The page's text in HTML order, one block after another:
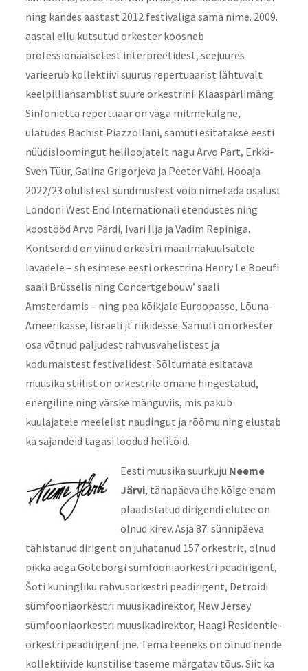
ning kandes aastast 2012 festivaliga sama nime. 2009.
aastal ellu kutsutud orkester koosneb
professionaalsetest interpreetidest, seejuures
varieerub kollektiivi suurus repertuaarist lähtuvalt
keelpilliansamblist suure orkestrini. Klaaspärlimäng
Sinfonietta repertuaar on väga mitmekülgne,
ulatudes Bachist Piazzollani, samuti esitatakse eesti
nüüdisloomingut heliloojatelt nagu Arvo Pärt, Erkki-
Sven Tüür, Galina Grigorjeva ja Peeter Vähi. Hooaja
2022/23 olulistest sündmustest võib nimetada osalust
Londoni West End Internationali etendustes ning
koostööd Arvo Pärdi, Ivari Ilja ja Vadim Repiniga.
Kontserdid on viinud orkestri maailmakuulsatele
lavadele – sh esimese eesti orkestrina Henry Le Boeufi
saali Brüsselis ning Concertgebouw’ saali
Amsterdamis – ning pea kõikjale Euroopasse, Lõuna-
Ameerikasse, Iisraeli jt riikidesse. Samuti on orkester
osa võtnud paljudest rahvusvahelistest ja
kodumaistest festivalidest. Sõltumata esitatava
muusika stiilist on orkestrile omane hingestatud,
energiline ning värske mänguviis, mis pakub
kuulajatele meelelist naudingut ja rõõmu ning elustab
ka sajandeid tagasi loodud helitöid.
Eesti muusika suurkuju Neeme
Järvi, tänapäeva ühe kõige enam
plaadistatud dirigendi elutee on
olnud kirev. Äsja 87. sünnipäeva
tähistanud dirigent on juhatanud 157 orkestrit, olnud
pikka aega Göteborgi sümfooniaorkestri peadirigent,
Šoti kuningliku rahvusorkestri peadirigent, Detroidi
sümfooniaorkestri muusikadirektor, New Jersey
sümfooniaorkestri muusikadirektor, Haagi Residentie-
orkestri peadirigent jne. Tema teeneks on olnud nende
kollektiivide kunstilise taseme märgatav tõus. Siit ka